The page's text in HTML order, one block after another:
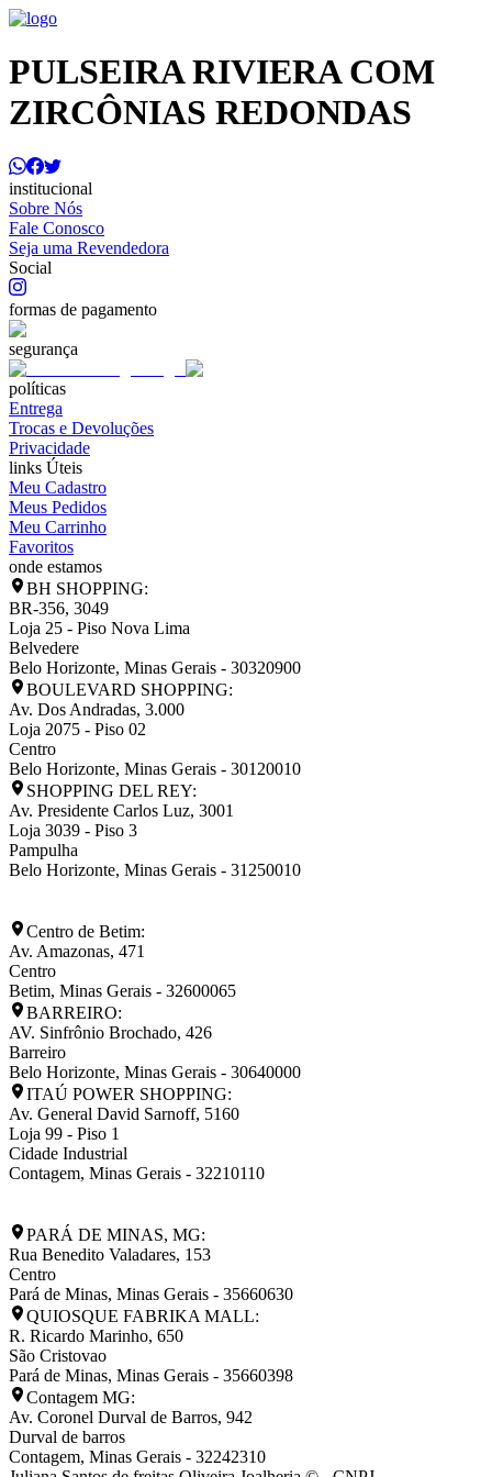
PULSEIRA RIVIERA COM
ZIRCÔNIAS REDONDAS
institucional
Sobre Nós
Fale Conosco
Seja uma Revendedora
Social
formas de pagamento
segurança
políticas
Entrega
Trocas e Devoluções
Privacidade
links Úteis
Meu Cadastro
Meus Pedidos
Meu Carrinho
Favoritos
onde estamos
BH SHOPPING:
BR-356, 3049
Loja 25 - Piso Nova Lima
Belvedere
Belo Horizonte, Minas Gerais - 30320900
BOULEVARD SHOPPING:
Av. Dos Andradas, 3.000
Loja 2075 - Piso 02
Centro
Belo Horizonte, Minas Gerais - 30120010
SHOPPING DEL REY:
Av. Presidente Carlos Luz, 3001
Loja 3039 - Piso 3
Pampulha
Belo Horizonte, Minas Gerais - 31250010
Centro de Betim:
Av. Amazonas, 471
Centro
Betim, Minas Gerais - 32600065
BARREIRO:
AV. Sinfrônio Brochado, 426
Barreiro
Belo Horizonte, Minas Gerais - 30640000
ITAÚ POWER SHOPPING:
Av. General David Sarnoff, 5160
Loja 99 - Piso 1
Cidade Industrial
Contagem, Minas Gerais - 32210110
PARÁ DE MINAS, MG:
Rua Benedito Valadares, 153
Centro
Pará de Minas, Minas Gerais - 35660630
QUIOSQUE FABRIKA MALL:
R. Ricardo Marinho, 650
São Cristovao
Pará de Minas, Minas Gerais - 35660398
Contagem MG:
Av. Coronel Durval de Barros, 942
Durval de barros
Contagem, Minas Gerais - 32242310